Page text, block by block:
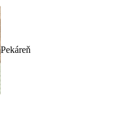
Pekáreň